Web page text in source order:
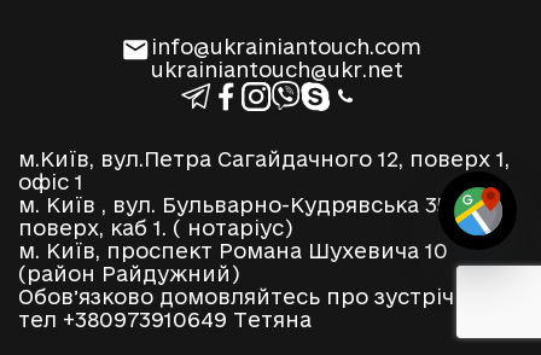
info@ukrainiantouch.com
ukrainiantouch@ukr.net
м.Київ, вул.Петра Сагайдачного 12, поверх 1,
офіс 1
м. Київ , вул. Бульварно-Кудрявська 35, 2
поверх, каб 1. ( нотаріус)
м. Київ, проспект Романа Шухевича 10
(район Райдужний)
Обовʼязково домовляйтесь про зустріч по
тел +380973910649 Тетяна